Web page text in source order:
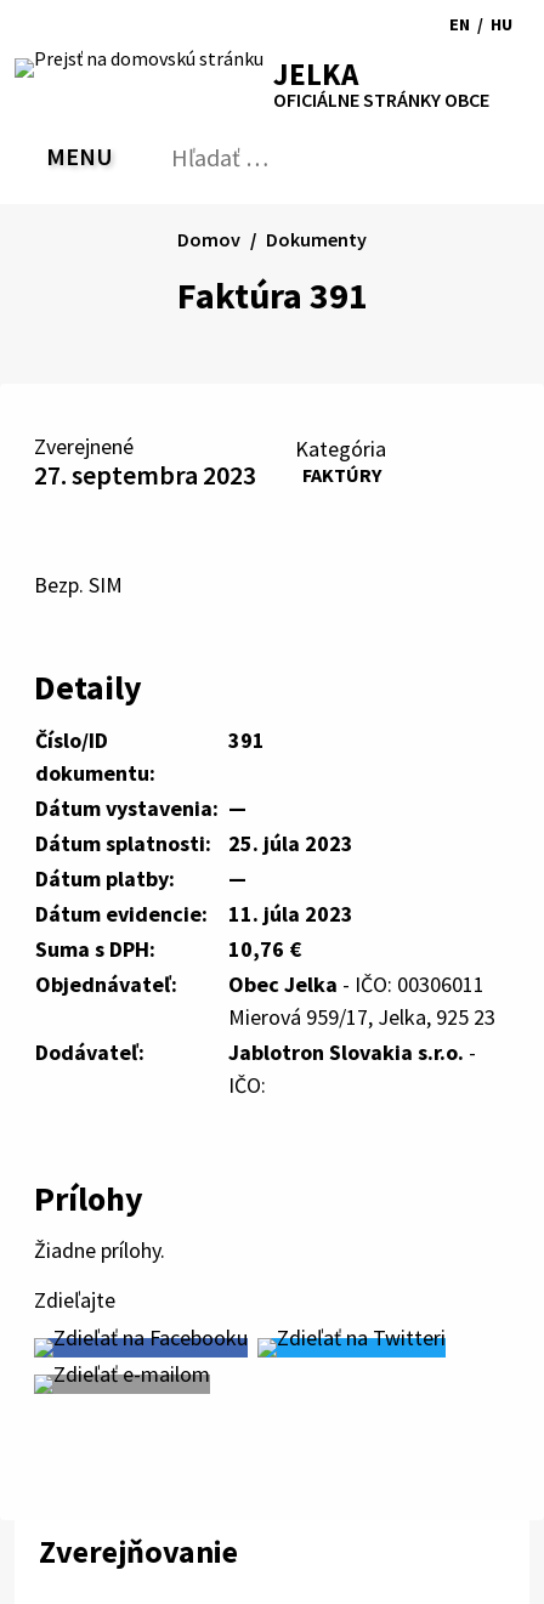
obsah
RSS MapaTlačiť
Zvýšiť
kontrast
písmapísma
EN
to
/ HU
JELKA
OFICIÁLNE STRÁNKY OBCE
PREPNÚŤ
MENU Hľadať:
Faktúra 391
Domov Dokumenty
Zverejnené
27. septembra 2023
Kategória
FAKTÚRY
Bezp. SIM
Detaily
Číslo/ID
dokumentu:
391
Dátum vystavenia: —
Dátum splatnosti:
25. júla 2023
Dátum platby:
—
Dátum evidencie:
11. júla 2023
Suma s DPH:
10,76 €
Objednávateľ:
Obec Jelka - IČO: 00306011
Mierová 959/17, Jelka, 925 23
Dodávateľ:
Jablotron Slovakia s.r.o. -
IČO:
Prílohy
Žiadne prílohy.
Zdieľajte
Zverejňovanie